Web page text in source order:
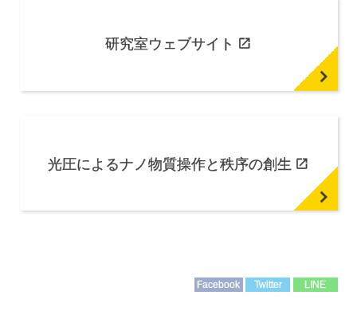
研究室ウェブサイト
光圧によるナノ物質操作と秩序の創生
Facebook Twitter LINE